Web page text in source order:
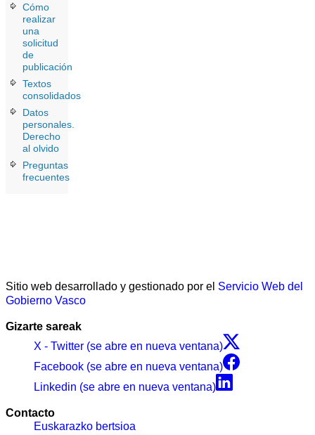
Cómo
realizar
una
solicitud
de
publicación
Textos
consolidados
Datos
personales.
Derecho
al olvido
Preguntas
frecuentes
Sitio web desarrollado y gestionado por el Servicio Web del
Gobierno Vasco
Gizarte sareak
X - Twitter (se abre en nueva ventana)
Facebook (se abre en nueva ventana)
Linkedin (se abre en nueva ventana)
Contacto
Euskarazko bertsioa